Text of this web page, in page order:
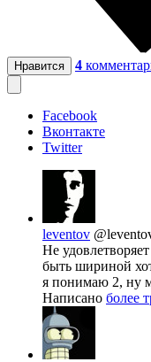
Нравится 4
Facebook
Вконтакте
Twitter
leventov
Не
быть шириной
я понимаю 2, ну
Написано более